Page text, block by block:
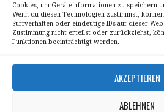
Cookies, um Geräteinformationen zu speichern
Wenn du diesen Technologien zustimmst,
Surfverhalten oder eindeutige IDs auf dieser
Zustimmung nicht erteilst oder zurückziehst,
Funktionen beeinträchtigt werden.
AKZEPTIEREN
ABLEHNEN
Kontakt
Alle Bilder unterliegen
Sebastian Trandafir
All pictures © 2008 – 2026